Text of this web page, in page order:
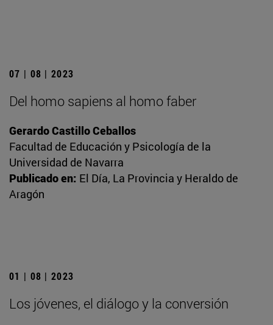
07 | 08 | 2023
Del homo sapiens al homo faber
Gerardo Castillo Ceballos
Facultad de Educación y Psicología de la
Universidad de Navarra
Publicado en: El Día, La Provincia y Heraldo de
Aragón
01 | 08 | 2023
Los jóvenes, el diálogo y la conversión